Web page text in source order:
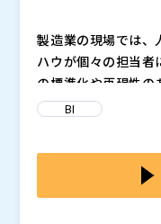
製造業の現場では、
ハウが個々の担当者
の標準化や再現性の
あります。さらに、
工数管理表、設備稼
集計の遅れが発生
思決定が妨げられ
本セミナーでは、
eb」を活用し、製
BI